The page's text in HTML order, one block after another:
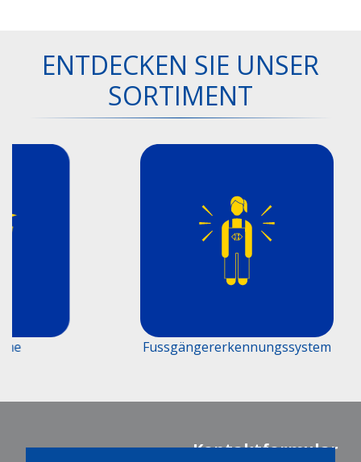
ENTDECKEN SIE UNSER
SORTIMENT
Fussgängererkennungssystem
Kontaktformular